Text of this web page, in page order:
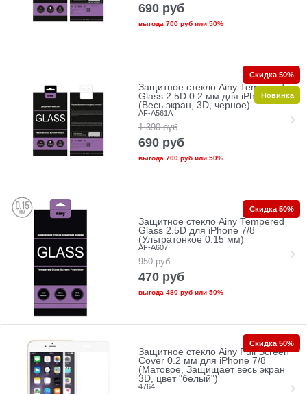
690 руб
выгода 700 рубили 50%
Защитное стекло Ainy Tempered
Glass 2.5D 0.2 мм для iPhone 7
(Весь экран, 3D, черное)
AF-A561A
1 390 руб
690 руб
выгода 700 рубили 50%
Скидка 50%
Новинка
Защитное стекло Ainy Tempered
Glass 2.5D для iPhone 7/8
(Ультратонкое 0.15 мм)
AF-A607
950 руб
470 руб
выгода 480 рубили 50%
Скидка 50%
Защитное стекло Ainy Full Screen
Cover 0.2 мм для iPhone 7/8
(Матовое, Защищает весь экран
3D, цвет "белый")
4764
Скидка 50%